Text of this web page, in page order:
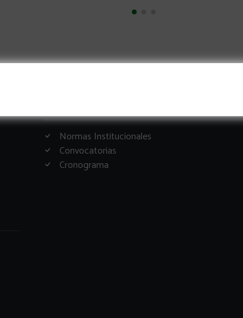
Normas Institucionales
Convocatorias
Cronograma